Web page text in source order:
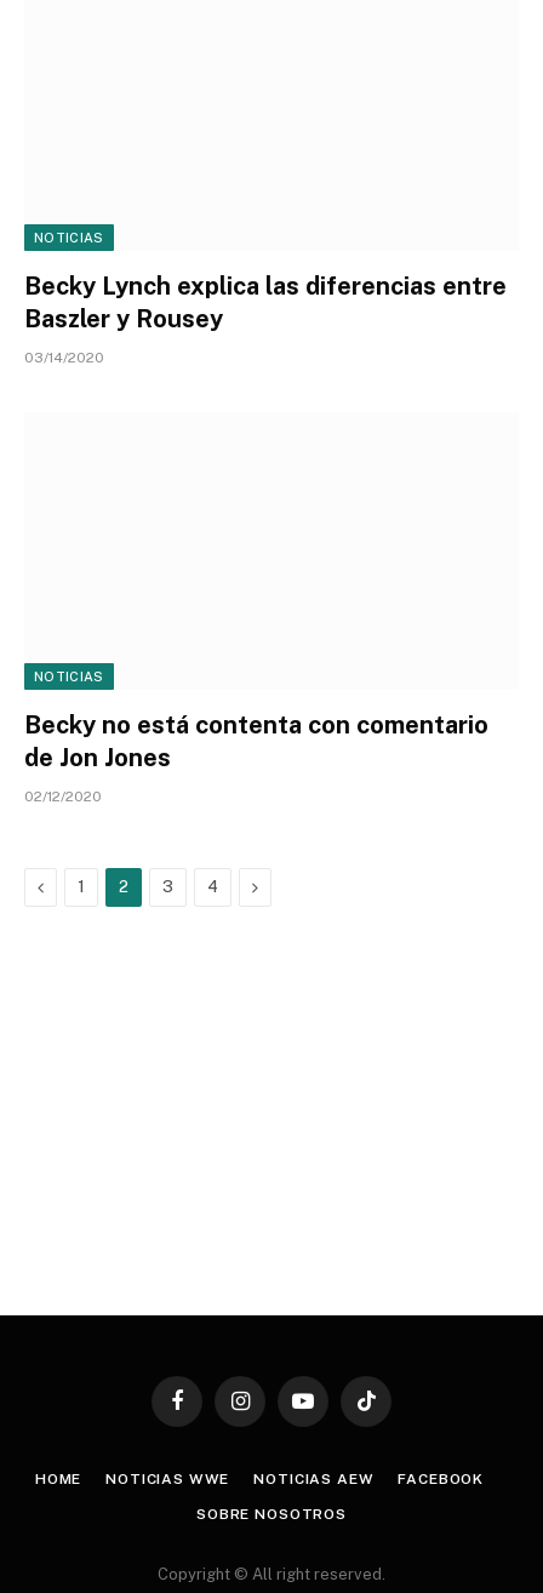
NOTICIAS
Becky Lynch explica las diferencias entre
Baszler y Rousey
03/14/2020
NOTICIAS
Becky no está contenta con comentario
de Jon Jones
02/12/2020
Previous
1 2 3 4 Next
FacebookInstagramYouTubeTikTok
HOME NOTICIAS WWE NOTICIAS AEW FACEBOOK
SOBRE NOSOTROS
Copyright © All right reserved.